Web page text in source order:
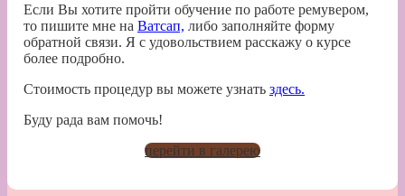
Если Вы хотите пройти обучение по работе ремувером,
то пишите мне на Ватсап, либо заполняйте форму
обратной связи. Я с удовольствием расскажу о курсе
более подробно.
Стоимость процедур вы можете узнать здесь.
Буду рада вам помочь!
перейти в галерею